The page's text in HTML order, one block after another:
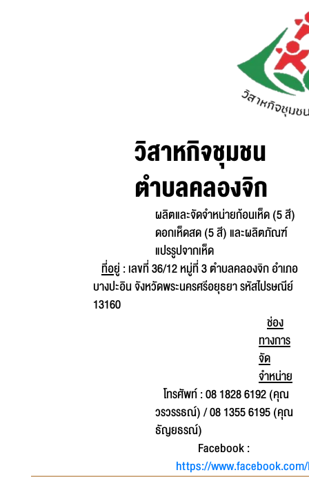
วิสาหกิจชุมชน
ตำบลคลองจิก
ผลิตและจัดจำหน่ายก้อนเห็ด (5 สี)
ดอกเห็ดสด (5 สี) และผลิตภัณฑ์
แปรรูปจากเห็ด
ที่อยู่ : เลขที่ 36/12 หมู่ที่ 3 ตำบลคลองจิก อำเภอ
บางปะอิน จังหวัดพระนครศรีอยุธยา รหัสไปรษณีย์
13160
ช่อง
ทางการ
จัด
จำหน่าย
โทรศัพท์ : 08 1828 6192 (คุณ
วรวรรธณ์) / 08 1355 6195 (คุณ
ธัญยธรณ์)
Facebook :
https://